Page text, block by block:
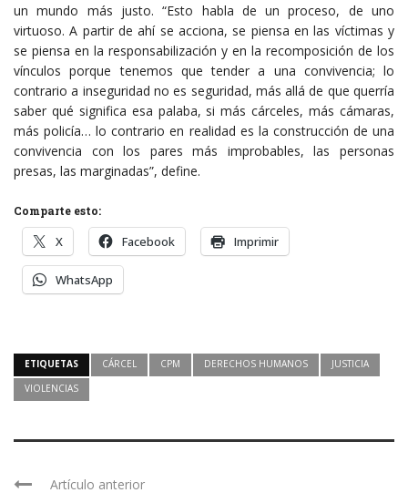
un mundo más justo. “Esto habla de un proceso, de uno
virtuoso. A partir de ahí se acciona, se piensa en las víctimas y
se piensa en la responsabilización y en la recomposición de los
vínculos porque tenemos que tender a una convivencia; lo
contrario a inseguridad no es seguridad, más allá de que querría
saber qué significa esa palaba, si más cárceles, más cámaras,
más policía… lo contrario en realidad es la construcción de una
convivencia con los pares más improbables, las personas
presas, las marginadas”, define.
Comparte esto:
X Facebook Imprimir
WhatsApp
ETIQUETAS CÁRCEL CPM DERECHOS HUMANOS
JUSTICIA
VIOLENCIAS
Artículo anterior